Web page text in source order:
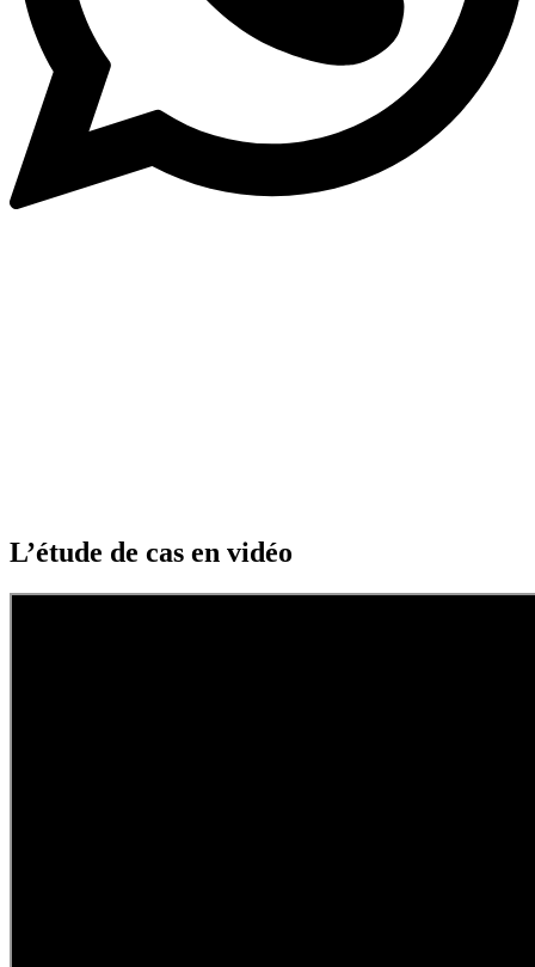
L’étude de cas en vidéo